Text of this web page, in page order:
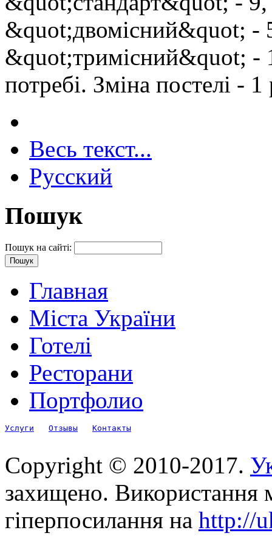
&quot;двомісний&quot; -
&quot;тримісний&quot; -
потребі. Зміна постелі - 1
Весь текст...
Русский
Пошук
Пошук на сайті:
Главная
Міста України
Готелі
Ресторани
Портфолио
Услуги Отзывы Контакты
Copyright © 2010-2017.
захищено. Використання
гіперпосилання на http://